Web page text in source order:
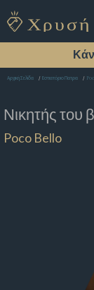
Αρχική Σελίδα Εστιατόριο Πατρα
Νικητής του
Poco Bello